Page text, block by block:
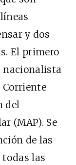
y dos
El primero
nacionalista
Corriente
del
(MAP). Se
de las
todas las